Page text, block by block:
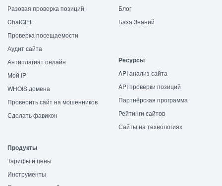
Разовая проверка позиций
ChatGPT
Проверка посещаемости
Аудит сайта
Антиплагиат онлайн
Мой IP
WHOIS домена
Проверить сайт на мошенников
Сделать фавикон
Блог
База Знаний
Ресурсы
API анализ сайта
API проверки позиций
Партнёрская программа
Рейтинги сайтов
Сайты на технологиях
Продукты
Тарифы и цены
Инструменты